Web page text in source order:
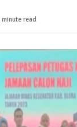
minute read